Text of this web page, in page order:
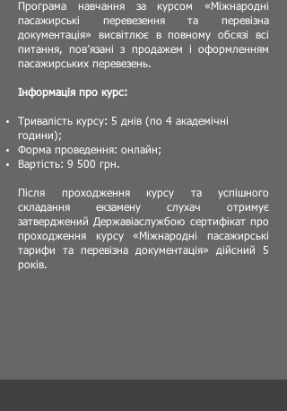
Програма навчання за курсом «Міжнародні
пасажирські перевезення та перевізна
документація» висвітлює в повному обсязі всі
питання, пов’язані з продажем і оформленням
пасажирських перевезень.
Інформація про курс:
Тривалість курсу: 5 днів (по 4 академічні
години);
Форма проведення: онлайн;
Вартість: 9 500 грн.
Після проходження курсу та успішного
складання екзамену слухач отримує
затверджений Державіаслужбою сертифікат про
проходження курсу «Міжнародні пасажирські
тарифи та перевізна документація» дійсний 5
років.